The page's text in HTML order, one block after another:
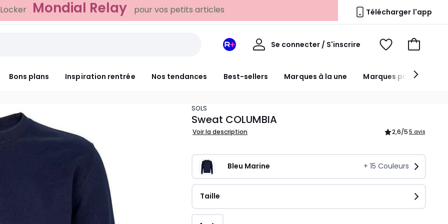
-20% dès 39€* sur la mode
Télécharger l'app
Bons plans Inspiration rentrée Nos tendances Best-sellers Marques à la une Marques premium
Mon
Redoute
Se connecter / S'inscrire
Mon
Voir
Voir
panier
SOLS
Sweat COLUMBIA
Voir la description 2,6/5 5 avis
Bleu Marine + 15 Couleurs
Taille